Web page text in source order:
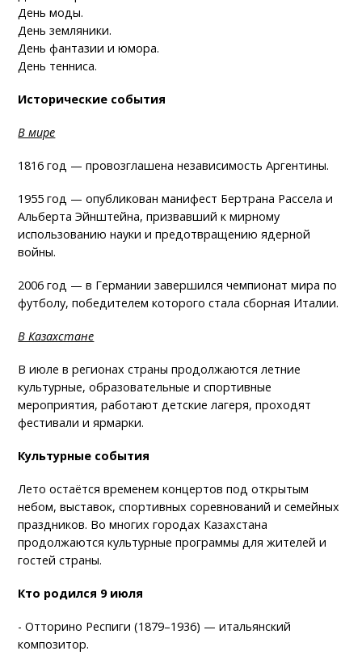
День моды.
День земляники.
День фантазии и юмора.
День тенниса.
Исторические события
В мире
1816 год — провозглашена независимость Аргентины.
1955 год — опубликован манифест Бертрана Рассела и
Альберта Эйнштейна, призвавший к мирному
использованию науки и предотвращению ядерной
войны.
2006 год — в Германии завершился чемпионат мира по
футболу, победителем которого стала сборная Италии.
В Казахстане
В июле в регионах страны продолжаются летние
культурные, образовательные и спортивные
мероприятия, работают детские лагеря, проходят
фестивали и ярмарки.
Культурные события
Лето остаётся временем концертов под открытым
небом, выставок, спортивных соревнований и семейных
праздников. Во многих городах Казахстана
продолжаются культурные программы для жителей и
гостей страны.
Кто родился 9 июля
- Отторино Респиги (1879–1936) — итальянский
композитор.